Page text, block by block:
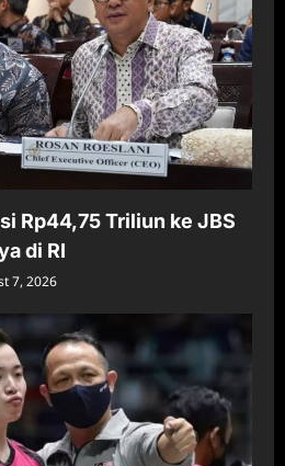
Rp44,75 Triliun ke JBS
di RI
7, 2026